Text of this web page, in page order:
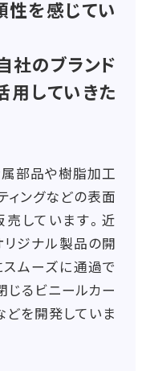
を感じてい
社のブランド
していきた
部品や樹脂加工
ィングなどの表面
しています。近
ジナル製品の開
ムーズに通過で
じるビニールカー
どを開発していま